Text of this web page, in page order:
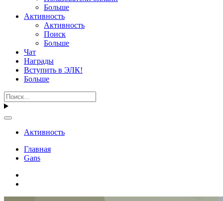
Больше
Активность
Активность
Поиск
Больше
Чат
Награды
Вступить в ЭЛК!
Больше
Активность
Главная
Gans